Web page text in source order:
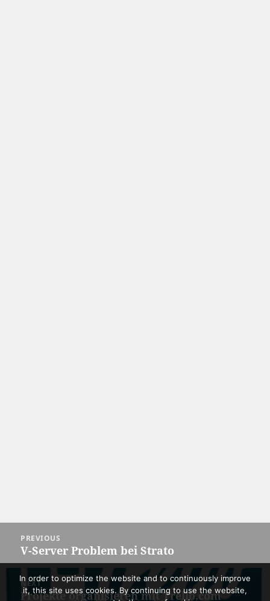
navigation
PREVIOUS
Previous
post:
V-Server Problem bei Strato
NEXT
Next
Projekte organisieren mit Trello.com
In order to optimize the website and to continuously improve
it, this site uses cookies. By continuing to use the website,